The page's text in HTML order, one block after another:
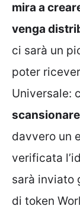
mira a
venga
ci sarà un
poter
Universale:
scansionare
davvero un
verificata
sarà inviato
di token